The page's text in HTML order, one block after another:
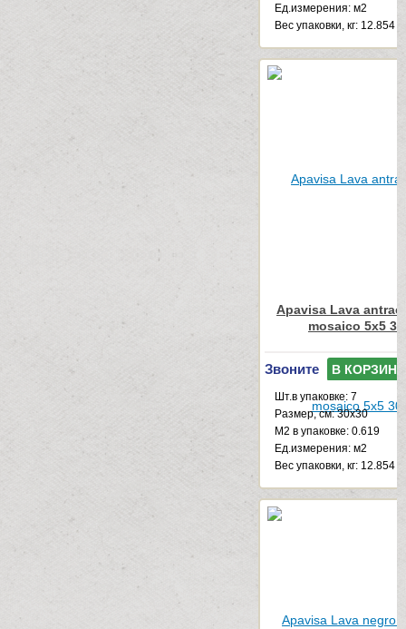
Ед.измерения: м2
Веc упаковки, кг: 12.854
Apavisa Lava
mosaico 5x5
Звоните В КОРЗИНУ
Шт.в упаковке: 7
Размер, см: 30x30
М2 в упаковке: 0.619
Ед.измерения: м2
Веc упаковки, кг: 12.854